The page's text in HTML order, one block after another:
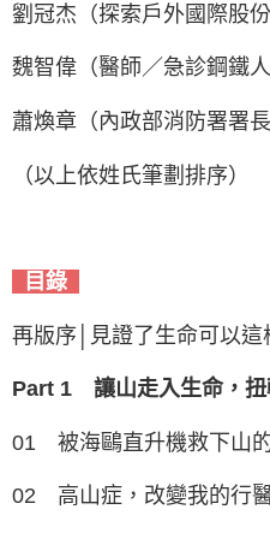
劉冠杰（探索戶外國際股
魏智偉（醫師／急診鋼鐵人
蕭煥章（內政部消防署署長
（以上依姓氏筆劃排序）
目錄
再版序│見證了生命可以這
Part 1 讓山走入生命，扭
01 被海鷗直升機救下山
02 高山症，改變我的行